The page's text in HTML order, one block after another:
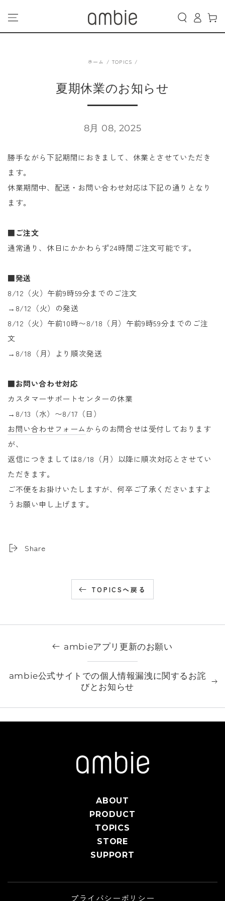
プする
イ
ー
ト
ホーム / TOPICS /
夏期休業のお知らせ
8月 08, 2025
勝手ながら下記期間におきまして、休業とさせていただき
ます。
休業期間中、配送・お問い合わせ対応は下記の通りとなり
ます。
■ご注文
通常通り、休日にかかわらず24時間ご注文可能です。
■発送
8/12（火）午前9時59分までのご注文
→8/12（火）の発送
8/12（火）午前10時〜8/18（月）午前9時59分までのご注
文
→8/18（月）より順次発送
■お問い合わせ対応
カスタマーサポートセンターの休業
→8/13（水）〜8/17（日）
お問い合わせフォームからのお問合せは受付しております
が、
返信につきましては8/18（月） 以降に順次対応とさせてい
ただきます。
ご不便をお掛けいたしますが、何卒ご了承くださいますよ
うお願い申し上げます。
Share
TOPICSへ戻る
ambieアプリ更新のお願い
ambie公式サイトでの個人情報漏洩に関するお詫
びとお知らせ
ABOUT
PRODUCT
TOPICS
STORE
SUPPORT
プライバシーポリシー